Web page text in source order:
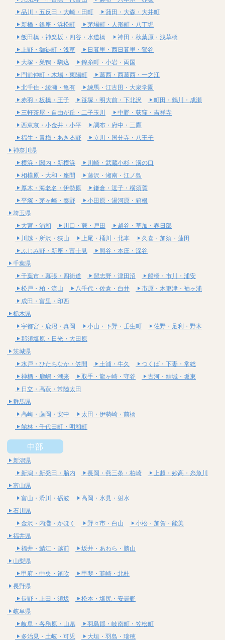
品川・五反田・大崎・田町
蒲田・大森・大井町
新橋・銀座・浜松町
茅場町・人形町・八丁堀
飯田橋・神楽坂・四谷・水道橋
神田・秋葉原・浅草橋
上野・御徒町・浅草
日暮里・西日暮里・鶯谷
大塚・巣鴨・駒込
錦糸町・小岩・両国
門前仲町・木場・東陽町
葛西・西葛西・一之江
北千住・綾瀬・亀有
練馬・江古田・大泉学園
赤羽・板橋・王子
笹塚・明大前・下北沢
町田・鶴川・成瀬
三軒茶屋・自由が丘・二子玉川
中野・荻窪・吉祥寺
西東京・小金井・小平
調布・府中・三鷹
福生・青梅・あきる野
立川・国分寺・八王子
神奈川県
横浜・関内・新横浜
川崎・武蔵小杉・溝の口
相模原・大和・座間
藤沢・湘南・江ノ島
厚木・海老名・伊勢原
鎌倉・逗子・横須賀
平塚・茅ヶ崎・秦野
小田原・湯河原・箱根
埼玉県
大宮・浦和
川口・蕨・戸田
越谷・草加・春日部
川越・所沢・狭山
上尾・桶川・北本
久喜・加須・蓮田
ふじみ野・新座・富士見
熊谷・本庄・深谷
千葉県
千葉市・幕張・四街道
習志野・津田沼
船橋・市川・浦安
松戸・柏・流山
八千代・佐倉・白井
市原・木更津・袖ヶ浦
成田・富里・印西
栃木県
宇都宮・鹿沼・真岡
小山・下野・壬生町
佐野・足利・野木
那須塩原・日光・大田原
茨城県
水戸・ひたちなか・笠間
土浦・牛久
つくば・下妻・常総
神栖・鹿嶋・潮来
取手・龍ヶ崎・守谷
古河・結城・坂東
日立・高萩・常陸太田
群馬県
高崎・藤岡・安中
太田・伊勢崎・前橋
館林・千代田町・明和町
中部
新潟県
新潟・新発田・胎内
長岡・燕三条・柏崎
上越・妙高・糸魚川
富山県
富山・滑川・砺波
高岡・氷見・射水
石川県
金沢・内灘・かほく
野々市・白山
小松・加賀・能美
福井県
福井・鯖江・越前
坂井・あわら・勝山
山梨県
甲府・中央・笛吹
甲斐・韮崎・北杜
長野県
長野・上田・須坂
松本・塩尻・安曇野
岐阜県
岐阜・各務原・山県
羽島郡・岐南町・笠松町
多治見・土岐・可児
大垣・羽島・瑞穂